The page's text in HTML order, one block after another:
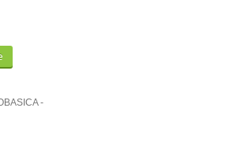
I DEPILACIJU
ZA KOSU
-